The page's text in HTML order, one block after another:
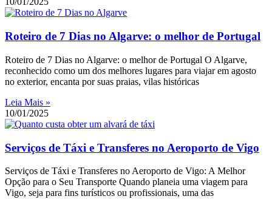
Roteiro de 7 Dias no Algarve: o melhor de Portugal
Roteiro de 7 Dias no Algarve: o melhor de Portugal O Algarve,
reconhecido como um dos melhores lugares para viajar em agosto
no exterior, encanta por suas praias, vilas históricas
Leia Mais »
10/01/2025
Serviços de Táxi e Transferes no Aeroporto de Vigo
Serviços de Táxi e Transferes no Aeroporto de Vigo: A Melhor
Opção para o Seu Transporte Quando planeia uma viagem para
Vigo, seja para fins turísticos ou profissionais, uma das